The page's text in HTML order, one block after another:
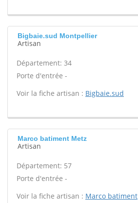
Bigbaie.sud Montpellier
Artisan
Département: 34
Porte d'entrée -
Voir la fiche artisan : Bigbaie.sud
Marco batiment Metz
Artisan
Département: 57
Porte d'entrée -
Voir la fiche artisan : Marco batiment